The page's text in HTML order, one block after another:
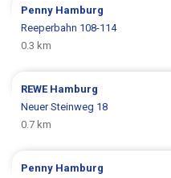
Penny Hamburg
Reeperbahn 108-114
0.3 km
REWE Hamburg
Neuer Steinweg 18
0.7 km
Penny Hamburg